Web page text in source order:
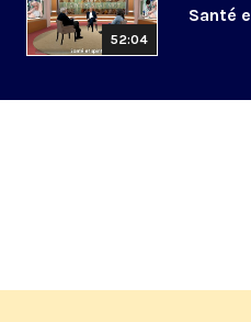
52:04
Santé